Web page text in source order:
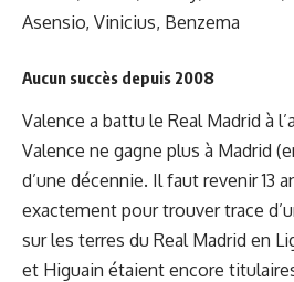
Asensio, Vinicius, Benzema
Aucun succès depuis 2008
Valence a battu le Real Madrid à
Valence ne gagne plus à Madrid
d’une décennie. Il faut revenir 13
exactement pour trouver trace
sur les terres du Real Madrid en
et Higuain étaient encore